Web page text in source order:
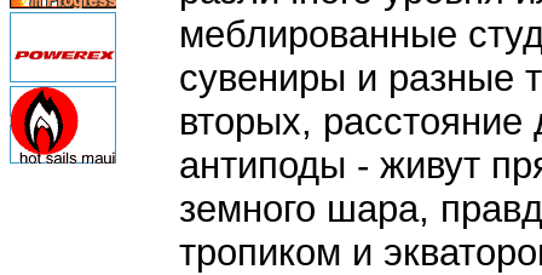
меблированные
сувениры и разные
вторых,
антиподы - живут
земного шара,
тропиком и